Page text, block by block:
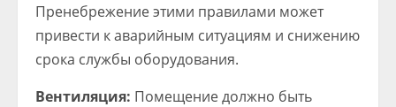
Пренебрежение этими правилами может
привести к аварийным ситуациям и снижению
срока службы оборудования.
Вентиляция: Помещение должно быть